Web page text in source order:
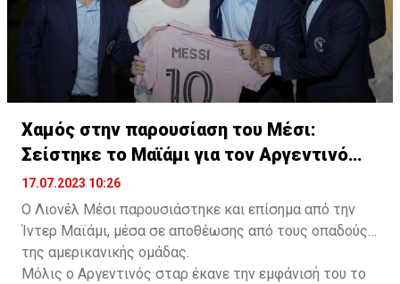
Χαμός στην παρουσίαση του Μέσι:
Σείστηκε το Μαϊάμι για τον Αργεντινό
σταρ
17.07.2023 10:26
Ο Λιονέλ Μέσι παρουσιάστηκε και επίσημα από την
Ίντερ Μαϊάμι, μέσα σε αποθέωσης από τους οπαδούς
της αμερικανικής ομάδας.
Μόλις ο Αργεντινός σταρ έκανε την εμφάνισή του το